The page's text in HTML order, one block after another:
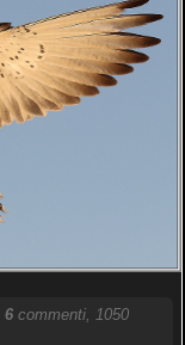
6commenti, 1050